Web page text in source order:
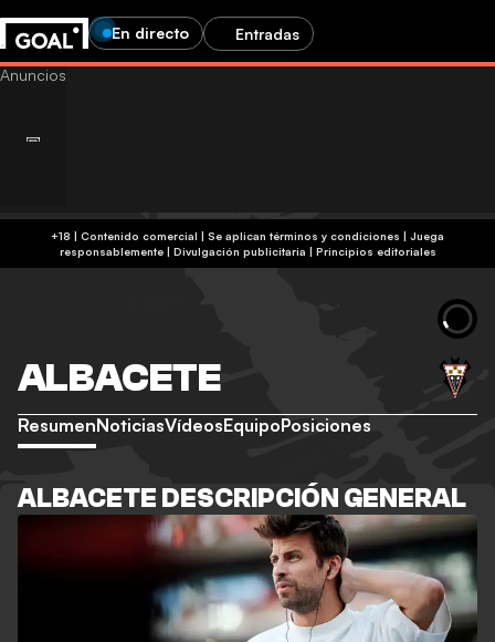
En directo Entradas
+18 | Contenido comercial | Se aplican términos y condiciones | Juega
responsablemente| Divulgación publicitaria | Principios editoriales
ALBACETE
ResumenNoticiasVídeosEquipoPosiciones
ALBACETE DESCRIPCIÓN GENERAL